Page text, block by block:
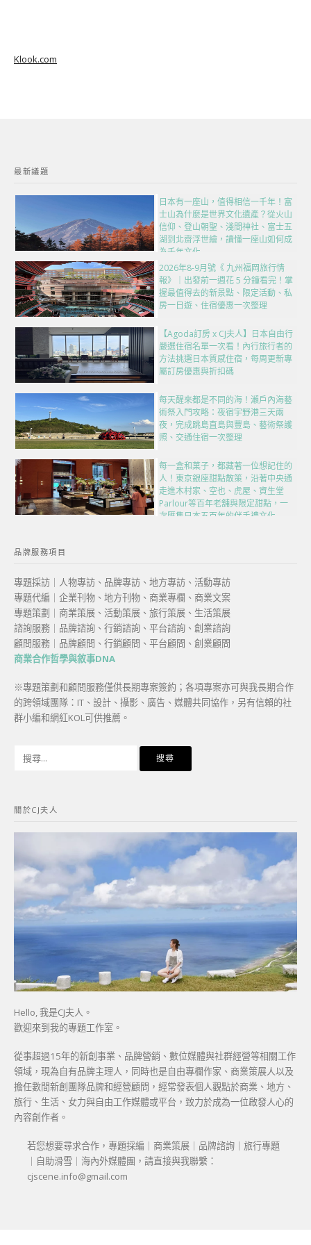
Klook.com
最新議題
日本有一座山，值得相信一千年！富
士山為什麼是世界文化遺產？從火山
信仰、登山朝聖、淺間神社、富士五
湖到北齋浮世繪，讀懂一座山如何成
為千年文化
2026年8-9月號《 九州福岡旅行情
報》｜出發前一週花 5 分鐘看完！掌
握最值得去的新景點、限定活動、私
房一日遊、住宿優惠一次整理
【Agoda訂房 x CJ夫人】日本自由行
嚴選住宿名單一次看！內行旅行者的
方法挑選日本質感住宿，每周更新專
屬訂房優惠與折扣碼
每天醒來都是不同的海！瀨戶內海藝
術祭入門攻略：夜宿宇野港三天兩
夜，完成跳島直島與豐島、藝術祭護
照、交通住宿一次整理
每一盒和菓子，都藏著一位想記住的
人！東京銀座甜點散策，沿著中央通
走進木村家、空也、虎屋、資生堂
Parlour等百年老舖與限定甜點，一
次匯集日本五百年的伴手禮文化
品牌服務項目
專題採訪｜人物專訪、品牌專訪、地方專訪、活動專訪
專題代編｜企業刊物、地方刊物、商業專欄、商業文案
專題策劃｜商業策展、活動策展、旅行策展、生活策展
諮詢服務｜品牌諮詢、行銷諮詢、平台諮詢、創業諮詢
顧問服務｜品牌顧問、行銷顧問、平台顧問、創業顧問
商業合作哲學與敘事DNA
※專題策劃和顧問服務僅供長期專案簽約；各項專案亦可與我長期合作
的跨領域團隊：IT、設計、攝影、廣告、媒體共同協作，另有信賴的社
群小編和網紅KOL可供推薦。
字:
關於CJ夫人
Hello, 我是CJ夫人。
歡迎來到我的專題工作室。
從事超過15年的新創事業、品牌營銷、數位媒體與社群經營等相關工作
領域，現為自有品牌主理人，同時也是自由專欄作家、商業策展人以及
擔任數間新創團隊品牌和經營顧問，經常發表個人觀點於商業、地方、
旅行、生活、女力與自由工作媒體或平台，致力於成為一位啟發人心的
內容創作者。
若您想要尋求合作，專題採編｜商業策展｜品牌諮詢｜旅行專題
｜自助滑雪｜海內外媒體團，請直接與我聯繫：
cjscene.info@gmail.com